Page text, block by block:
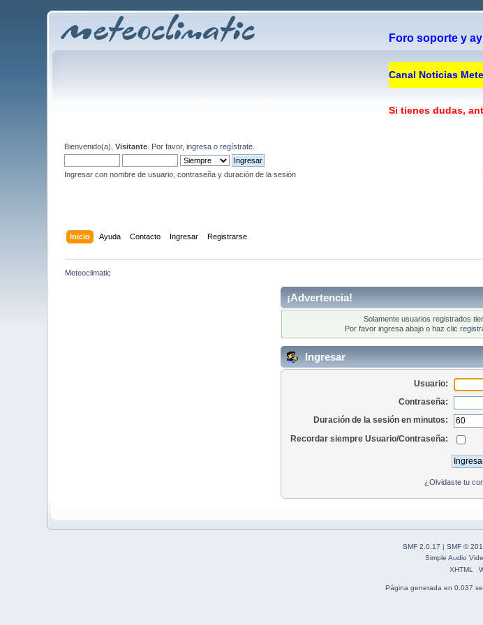
Foro soporte y
Canal Noticias
Si tienes dudas,
Bienvenido(a),Visitante . Por favor,ingresa oregístrate
Ingresar con nombre de usuario, contraseña y duración de la sesión
Inicio Ayuda Contacto Ingresar Registrarse
Meteoclimatic
¡Advertencia!
Solamente usuarios registrados
Por favor ingresa abajo o haz clic
Ingresar
Usuario:
Contraseña:
Duración de la sesión en minutos:
Recordar siempre Usuario/Contraseña:
¿Olvidaste tu
SMF 2.0.17 | SMF ©
Simple Audio
XHTML
Página generada en 0.037